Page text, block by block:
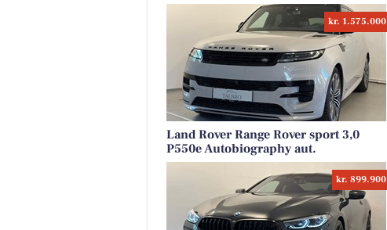
kr. 1.575.000
Land Rover Range Rover sport 3,0
P550e Autobiography aut.
kr. 899.900